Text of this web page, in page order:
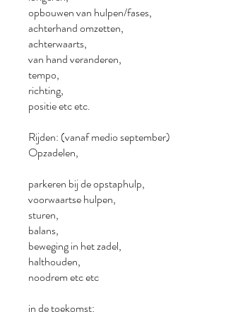
opbouwen van hulpen/fases,
achterhand omzetten,
achterwaarts,
van hand veranderen,
tempo,
richting,
positie etc etc.
Rijden: (vanaf medio september)
Opzadelen,
parkeren bij de opstaphulp,
voorwaartse hulpen,
sturen,
balans,
beweging in het zadel,
halthouden,
noodrem etc etc
in de toekomst: